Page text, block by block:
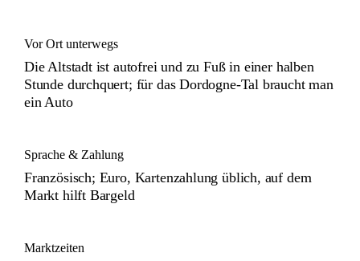
Vor Ort unterwegs
Die Altstadt ist autofrei und zu Fuß in einer halben
Stunde durchquert; für das Dordogne-Tal braucht man
ein Auto
Sprache & Zahlung
Französisch; Euro, Kartenzahlung üblich, auf dem
Markt hilft Bargeld
Marktzeiten